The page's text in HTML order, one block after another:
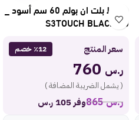
شفاط بلت ان بولم 60 سم أسود _
S3TOUCH BLACK-60
سعر المنتج ٪12 خصم
ر.س
( يشمل الضريبة المضافة )
ر.س865 وفر 105 ر.س